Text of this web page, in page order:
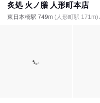
炙処 火ノ膳 人形町本店
東日本橋駅 749m (人形町駅 171m)